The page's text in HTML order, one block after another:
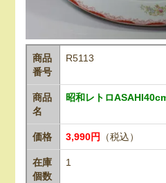
商品
番号
R5113
商品
名
昭和レトロ
価格 3,990円 （税込）
在庫
個数
1